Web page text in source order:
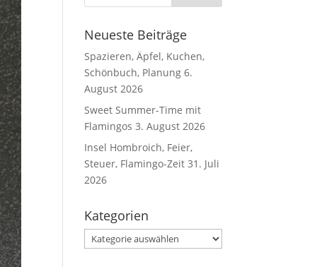
Neueste Beiträge
Spazieren, Äpfel, Kuchen,
Schönbuch, Planung 6.
August 2026
Sweet Summer-Time mit
Flamingos 3. August 2026
Insel Hombroich, Feier,
Steuer, Flamingo-Zeit 31. Juli
2026
Kategorien
Kategorien